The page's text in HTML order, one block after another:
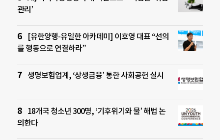
관리’
[유한양행-유일한 아카데미] 이호영 대표 “선의
를 행동으로 연결하라”
생명보험업계, ‘상생금융’ 통한 사회공헌 실시
18개국 청소년 300명, ‘기후위기와 물’ 해법 논
의한다